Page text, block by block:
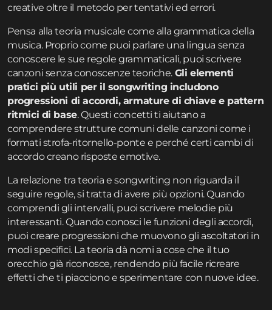
creative oltre il metodo per tentativi ed errori.
Pensa alla teoria musicale come alla grammatica della
musica. Proprio come puoi parlare una lingua senza
conoscere le sue regole grammaticali, puoi scrivere
canzoni senza conoscenze teoriche. Gli elementi
pratici più utili per il songwriting includono
progressioni di accordi, armature di chiave e pattern
ritmici di base. Questi concetti ti aiutano a
comprendere strutture comuni delle canzoni come i
formati strofa-ritornello-ponte e perché certi cambi di
accordo creano risposte emotive.
La relazione tra teoria e songwriting non riguarda il
seguire regole, si tratta di avere più opzioni. Quando
comprendi gli intervalli, puoi scrivere melodie più
interessanti. Quando conosci le funzioni degli accordi,
puoi creare progressioni che muovono gli ascoltatori in
modi specifici. La teoria dà nomi a cose che il tuo
orecchio già riconosce, rendendo più facile ricreare
effetti che ti piacciono e sperimentare con nuove idee.